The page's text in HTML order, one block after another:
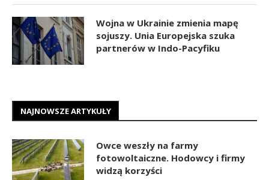
Wojna w Ukrainie zmienia mapę
sojuszy. Unia Europejska szuka
partnerów w Indo-Pacyfiku
NAJNOWSZE ARTYKUŁY
Owce weszły na farmy
fotowoltaiczne. Hodowcy i firmy
widzą korzyści